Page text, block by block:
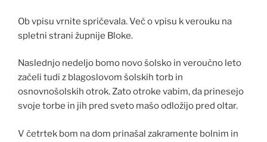
Ob vpisu vrnite spričevala. Več o vpisu k verouku na
spletni strani župnije Bloke.
Naslednjo nedeljo bomo novo šolsko in veroučno leto
začeli tudi z blagoslovom šolskih torb in
osnovnošolskih otrok. Zato otroke vabim, da prinesejo
svoje torbe in jih pred sveto mašo odložijo pred oltar.
V četrtek bom na dom prinašal zakramente bolnim in